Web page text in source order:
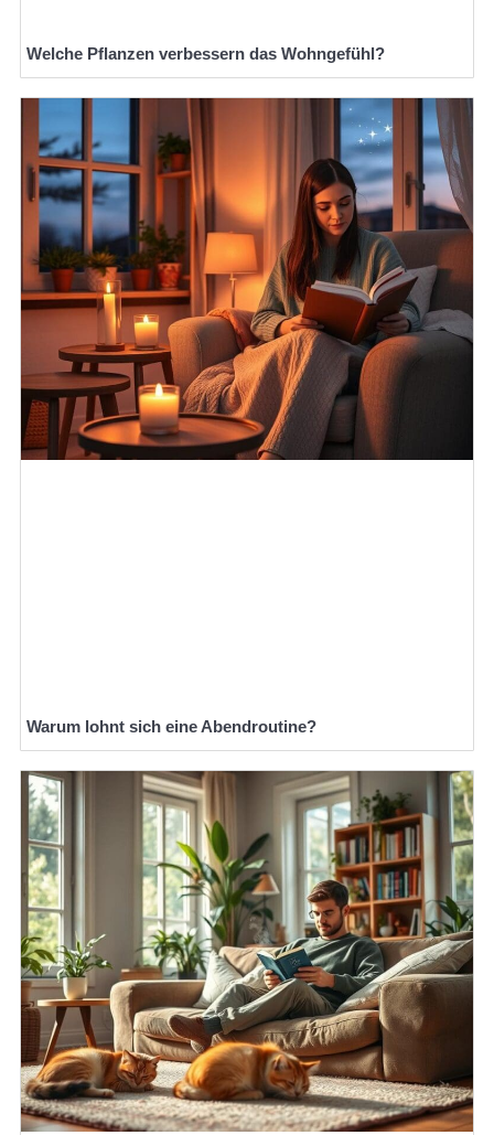
Welche Pflanzen verbessern das Wohngefühl?
Warum lohnt sich eine Abendroutine?